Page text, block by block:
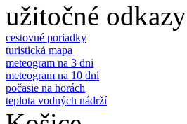
užitočné odkazy
cestovné poriadky
turistická mapa
meteogram na 3 dni
meteogram na 10 dní
počasie na horách
teplota vodných nádrží